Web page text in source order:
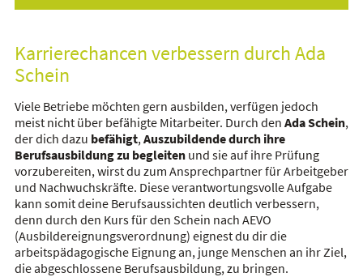
Karrierechancen verbessern durch Ada
Schein
Viele Betriebe möchten gern ausbilden, verfügen jedoch
meist nicht über befähigte Mitarbeiter. Durch den Ada Schein,
der dich dazu befähigt, Auszubildende durch ihre
Berufsausbildung zu begleitenund sie auf ihre Prüfung
vorzubereiten, wirst du zum Ansprechpartner für Arbeitgeber
und Nachwuchskräfte. Diese verantwortungsvolle Aufgabe
kann somit deine Berufsaussichten deutlich verbessern,
denn durch den Kurs für den Schein nach AEVO
(Ausbildereignungsverordnung) eignest du dir die
arbeitspädagogische Eignung an, junge Menschen an ihr Ziel,
die abgeschlossene Berufsausbildung, zu bringen.